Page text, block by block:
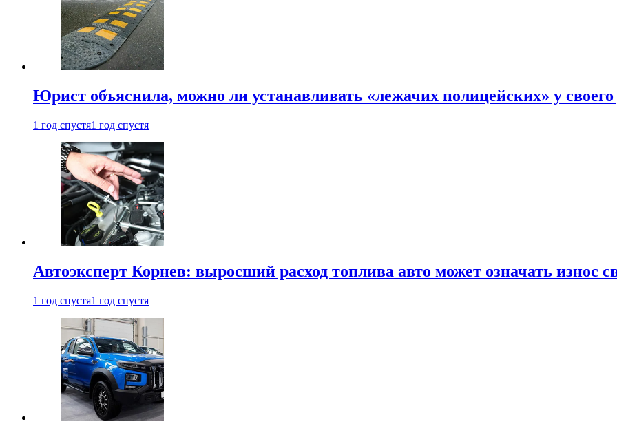
Юрист объяснила, можно ли устанавливать «лежачих полицейских» у
1 год спустя1 год спустя
Автоэксперт Корнев: выросший расход топлива авто может означать износ
1 год спустя1 год спустя